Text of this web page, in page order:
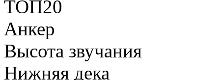
ТОП20
Анкер
Высота звучания
Нижняя дека